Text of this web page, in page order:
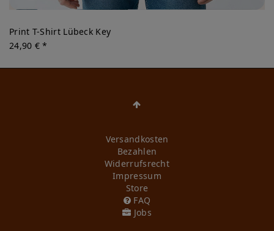
Print T-Shirt Lübeck Key
24,90 € *
Versandkosten
Bezahlen
Widerrufs­recht
Impressum
Store
FAQ
Jobs